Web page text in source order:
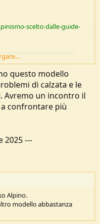
scelto-dalle-guide-
alpinismo-trango-tech-
questo modello
di calzata e le
Avremo un incontro il
confrontare più
2025---
Alpino.
modello abbastanza